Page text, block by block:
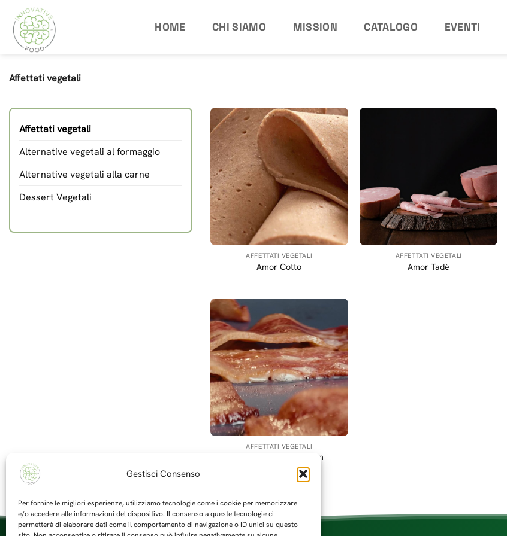
Gestisci Consenso
Per fornire le migliori esperienze, utilizziamo tecnologie come i cookie per memorizzare
e/o accedere alle informazioni del dispositivo. Il consenso a queste tecnologie ci
permetterà di elaborare dati come il comportamento di navigazione o ID unici su questo
contenuti
HOME CHI SIAMO MISSION CATALOGO EVENTI
Affettati vegetali
Affettati vegetali
Alternative vegetali al formaggio
Alternative vegetali alla carne
Dessert Vegetali
AFFETTATI VEGETALI
Amor Cotto
AFFETTATI VEGETALI
Amor Tadè
AFFETTATI VEGETALI
Panciotta – Simil Bacon